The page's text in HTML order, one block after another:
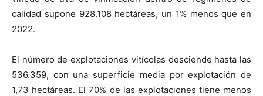
calidad supone 928.108 hectáreas, un 1% menos que en
2022.
El número de explotaciones vitícolas desciende hasta las
536.359, con una superficie media por explotación de
1,73 hectáreas. El 70% de las explotaciones tiene menos